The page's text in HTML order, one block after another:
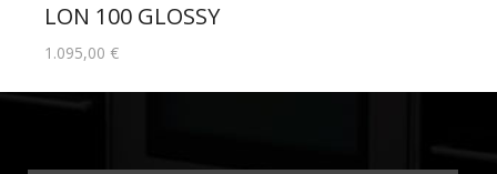
LON 100 GLOSSY
1.095,00 €